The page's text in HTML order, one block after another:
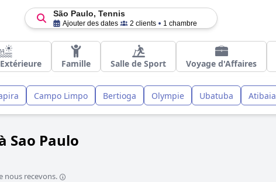
São Paulo, Tennis
Ajouter des dates 2 clients 1 chambre
Famille Salle de Sport Voyage d'Affaires
Campo Limpo Bertioga Olympie Ubatuba Atibaia
Sao Paulo
nous recevons.